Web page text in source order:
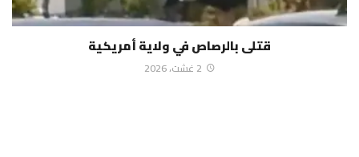
قتلى بالرصاص في ولاية أمريكية
2 غشت، 2026